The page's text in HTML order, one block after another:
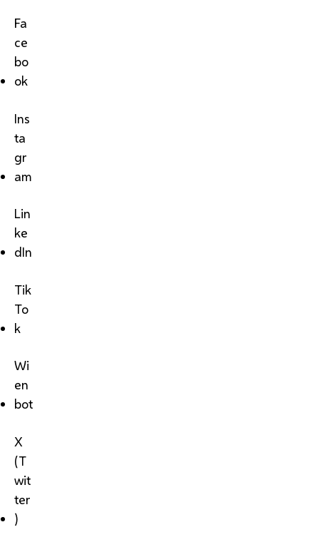
Fa
ce
bo
ok
Ins
ta
gr
am
Lin
ke
dIn
Tik
To
k
Wi
en
bot
X
(T
wit
ter
)